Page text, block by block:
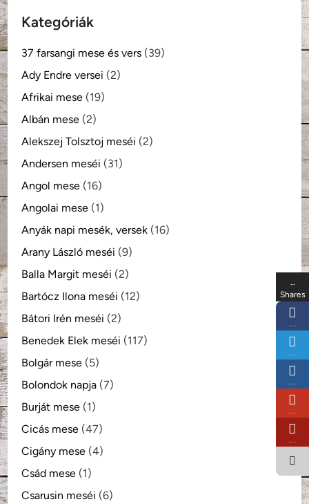
Kategóriák
37 farsangi mese és vers (39)
Ady Endre versei (2)
Afrikai mese (19)
Albán mese (2)
Alekszej Tolsztoj meséi (2)
Andersen meséi (31)
Angol mese (16)
Angolai mese (1)
Anyák napi mesék, versek (16)
Arany László meséi (9)
Balla Margit meséi (2)
Bartócz Ilona meséi (12)
Bátori Irén meséi (2)
Benedek Elek meséi (117)
Bolgár mese (5)
Bolondok napja (7)
Burját mese (1)
Cicás mese (47)
Cigány mese (4)
Csád mese (1)
Csarusin meséi (6)
…
Shares
…
…
…
…
…